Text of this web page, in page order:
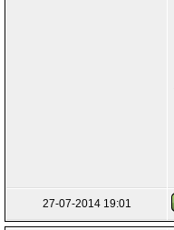
27-07-2014 19:01